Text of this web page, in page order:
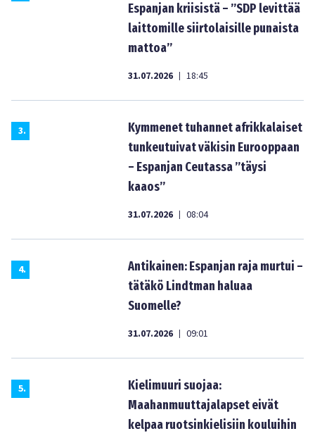
Espanjan kriisistä – ”SDP levittää
laittomille siirtolaisille punaista
mattoa”
31.07.2026 | 18:45
3.
Kymmenet tuhannet afrikkalaiset
tunkeutuivat väkisin Eurooppaan
– Espanjan Ceutassa ”täysi
kaaos”
31.07.2026 | 08:04
4.
Antikainen: Espanjan raja murtui –
tätäkö Lindtman haluaa
Suomelle?
31.07.2026 | 09:01
5.
Kielimuuri suojaa:
Maahanmuuttajalapset eivät
kelpaa ruotsinkielisiin kouluihin